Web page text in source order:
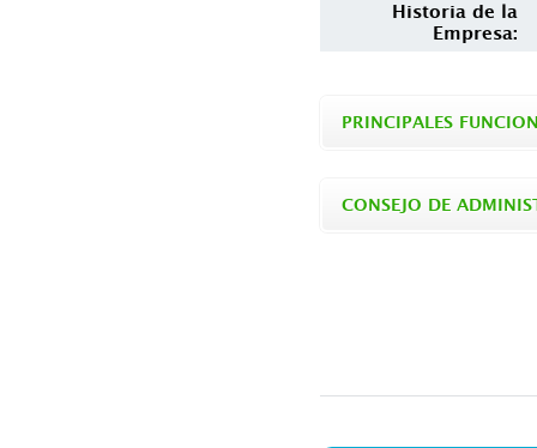
Historia de la
Empresa:
PRINCIPALES
CONSEJO DE